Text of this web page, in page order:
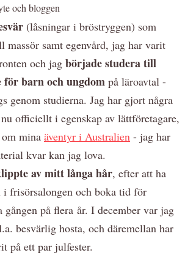
och bloggen
(låsningar i bröstryggen) som
massör samt egenvård, jag har varit
och jag började studera till
för barn och ungdom på läroavtal -
genom studierna. Jag har gjort några
officiellt i egenskap av lättföretagare,
mina äventyr i Australien - jag har
kvar kan jag lova.
av mitt långa hår, efter att ha
frisörsalongen och boka tid för
på flera år. I december var jag
besvärlig hosta, och däremellan har
på ett par julfester.